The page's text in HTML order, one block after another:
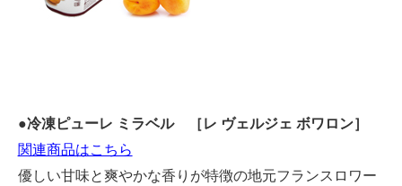
●冷凍ピューレ ミラベル ［レ ヴェルジェ ボワロン］
関連商品はこちら
優しい甘味と爽やかな香りが特徴の地元フランスロワー